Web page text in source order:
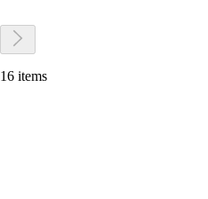
16 items